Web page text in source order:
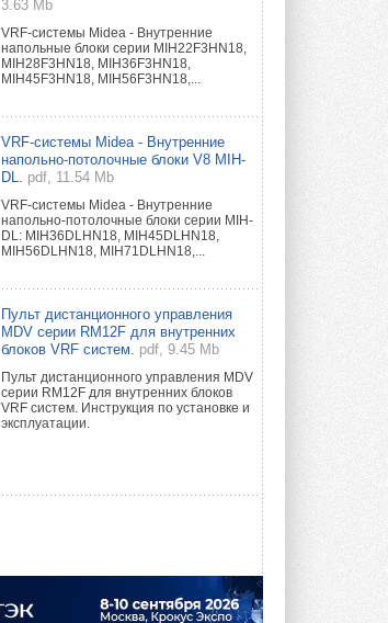
3.63 Mb
VRF-системы Midea - Внутренние
напольные блоки серии MIH22F3HN18,
MIH28F3HN18, MIH36F3HN18,
MIH45F3HN18, MIH56F3HN18,...
VRF-системы Midea - Внутренние
напольно-потолочные блоки V8 MIH-
DL.
pdf, 11.54 Mb
VRF-системы Midea - Внутренние
напольно-потолочные блоки серии MIH-
DL: MIH36DLHN18, MIH45DLHN18,
MIH56DLHN18, MIH71DLHN18,...
Пульт дистанционного управления
MDV серии RM12F для внутренних
блоков VRF систем.
pdf, 9.45 Mb
Пульт дистанционного управления MDV
серии RM12F для внутренних блоков
VRF систем. Инструкция по установке и
эксплуатации.